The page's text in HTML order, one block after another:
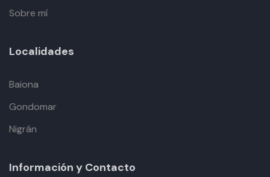
Sobre mí
Localidades
Baiona
Gondomar
Nigrán
Información y Contacto